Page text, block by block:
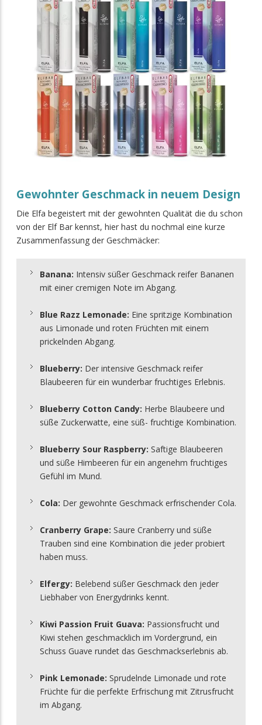
Gewohnter Geschmack in neuem Design
Die Elfa begeistert mit der gewohnten Qualität die du schon
von der Elf Bar kennst, hier hast du nochmal eine kurze
Zusammenfassung der Geschmäcker:
Banana: Intensiv süßer Geschmack reifer Bananen
mit einer cremigen Note im Abgang.
Blue Razz Lemonade: Eine spritzige Kombination
aus Limonade und roten Früchten mit einem
prickelnden Abgang.
Blueberry: Der intensive Geschmack reifer
Blaubeeren für ein wunderbar fruchtiges Erlebnis.
Blueberry Cotton Candy: Herbe Blaubeere und
süße Zuckerwatte, eine süß- fruchtige Kombination.
Blueberry Sour Raspberry: Saftige Blaubeeren
und süße Himbeeren für ein angenehm fruchtiges
Gefühl im Mund.
Cola: Der gewohnte Geschmack erfrischender Cola.
Cranberry Grape: Saure Cranberry und süße
Trauben sind eine Kombination die jeder probiert
haben muss.
Elfergy: Belebend süßer Geschmack den jeder
Liebhaber von Energydrinks kennt.
Kiwi Passion Fruit Guava: Passionsfrucht und
Kiwi stehen geschmacklich im Vordergrund, ein
Schuss Guave rundet das Geschmackserlebnis ab.
Pink Lemonade: Sprudelnde Limonade und rote
Früchte für die perfekte Erfrischung mit Zitrusfrucht
im Abgang.